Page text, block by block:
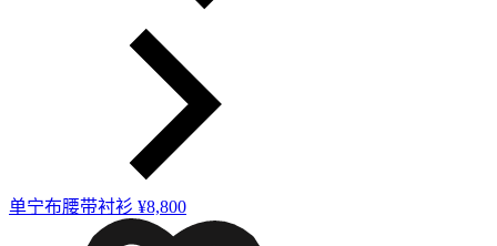
单宁布腰带衬衫 ¥8,800